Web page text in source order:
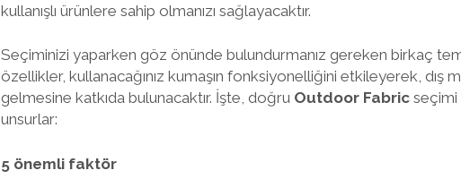
kullanışlı ürünlere sahip olmanızı sağlayacaktır.
Seçiminizi yaparken göz önünde bulundurmanız gereken birkaç
özellikler, kullanacağınız kumaşın fonksiyonelliğini etkileyerek, dış
gelmesine katkıda bulunacaktır. İşte, doğru Outdoor Fabricseçimi
unsurlar:
5 önemli faktör